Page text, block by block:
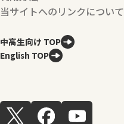
当サイトへのリンクについて
中高生向け TOP
English TOP